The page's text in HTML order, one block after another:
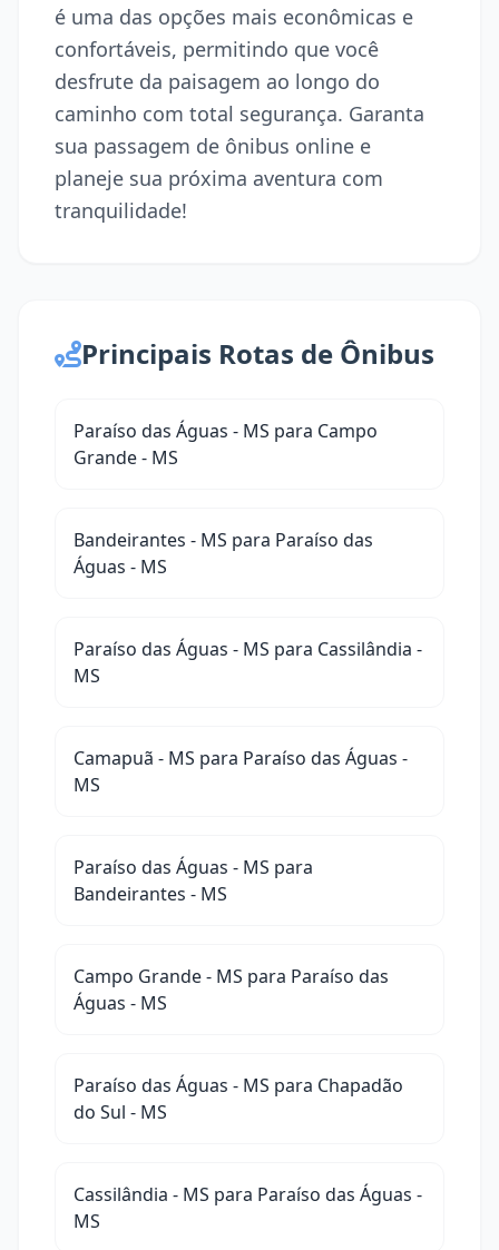
é uma das opções mais econômicas e
confortáveis, permitindo que você
desfrute da paisagem ao longo do
caminho com total segurança. Garanta
sua passagem de ônibus online e
planeje sua próxima aventura com
tranquilidade!
Principais Rotas de Ônibus
Paraíso das Águas - MS para Campo
Grande - MS
Bandeirantes - MS para Paraíso das
Águas - MS
Paraíso das Águas - MS para Cassilândia -
MS
Camapuã - MS para Paraíso das Águas -
MS
Paraíso das Águas - MS para
Bandeirantes - MS
Campo Grande - MS para Paraíso das
Águas - MS
Paraíso das Águas - MS para Chapadão
do Sul - MS
Cassilândia - MS para Paraíso das Águas -
MS